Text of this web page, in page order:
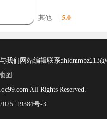
其他 5.0
们网站编辑联系
图
All Rights Reserved.
号-3